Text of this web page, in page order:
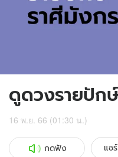
ดูดวงรายปัก
16 พ.ย. 66 (01:30 น.)
กดฟัง แชร์